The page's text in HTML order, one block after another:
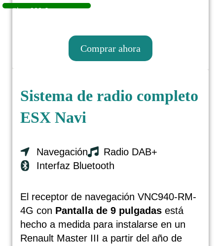
Comprar ahora
Sistema de radio completo
ESX Navi
Sistema de radio completo ESX
Navegación
Radio DAB+
Interfaz Bluetooth
El receptor de navegación VNC940-RM-
4G con Pantalla de 9 pulgadas está
hecho a medida para instalarse en un
Renault Master III a partir del año de